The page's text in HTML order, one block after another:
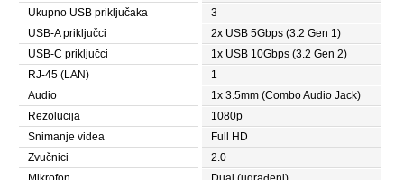
Ukupno USB priključaka
3
USB-A priključci
2x USB 5Gbps (3.2 Gen 1)
USB-C priključci
1x USB 10Gbps (3.2 Gen 2)
RJ-45 (LAN)
1
Audio
1x 3.5mm (Combo Audio Jack)
Rezolucija
1080p
Snimanje videa
Full HD
Zvučnici
2.0